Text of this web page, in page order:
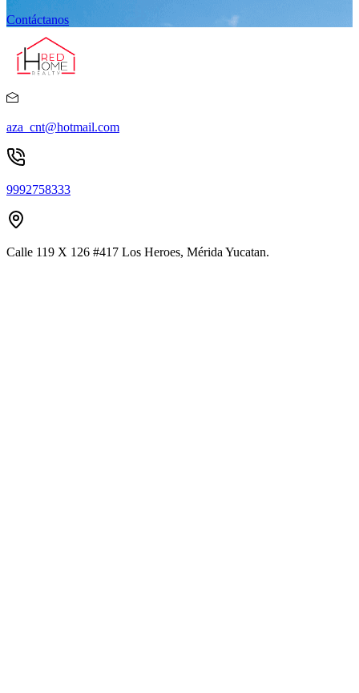
Contáctanos
aza_cnt@hotmail.com
9992758333
Calle 119 X 126 #417 Los Heroes, Mérida Yucatan.